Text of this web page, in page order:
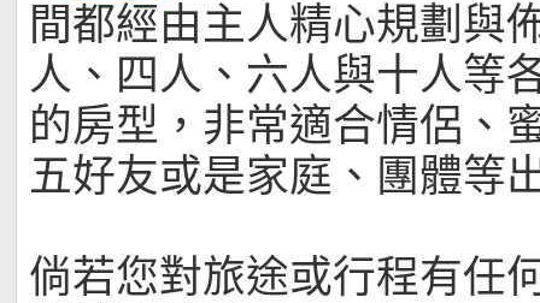
間都經由主人精心規劃與
人、四人、六人與十人等
的房型，非常適合情侶、
五好友或是家庭、團體等
倘若您對旅途或行程有任